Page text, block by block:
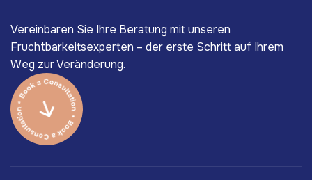
Vereinbaren Sie Ihre Beratung mit unseren
Fruchtbarkeitsexperten – der erste Schritt auf Ihrem
Weg zur Veränderung.